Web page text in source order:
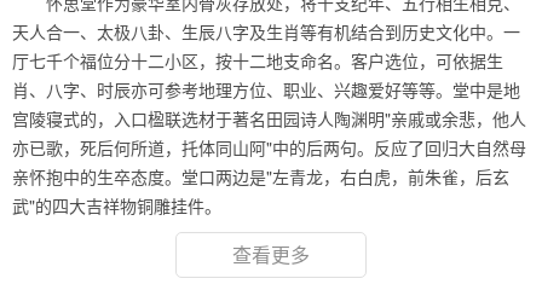
天人合一、太极八卦、生辰八字及生肖等有机结合到历史文化中。一
厅七千个福位分十二小区，按十二地支命名。客户选位，可依据生
肖、八字、时辰亦可参考地理方位、职业、兴趣爱好等等。堂中是地
宫陵寝式的，入口楹联选材于著名田园诗人陶渊明"亲戚或余悲，他人
亦已歌，死后何所道，托体同山阿"中的后两句。反应了回归大自然母
亲怀抱中的生卒态度。堂口两边是"左青龙，右白虎，前朱雀，后玄
武"的四大吉祥物铜雕挂件。
查看更多